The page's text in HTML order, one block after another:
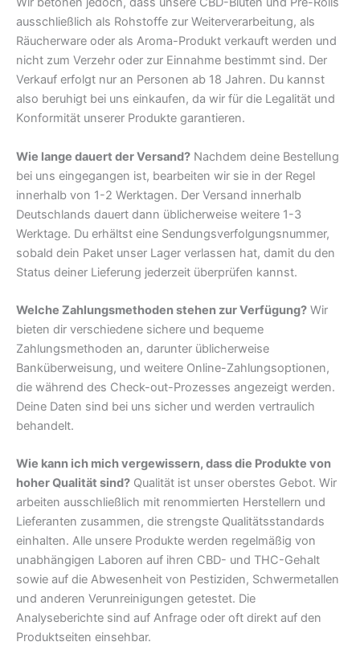
ausschließlich als Rohstoffe zur Weiterverarbeitung, als
Räucherware oder als Aroma-Produkt verkauft werden und
nicht zum Verzehr oder zur Einnahme bestimmt sind. Der
Verkauf erfolgt nur an Personen ab 18 Jahren. Du kannst
also beruhigt bei uns einkaufen, da wir für die Legalität und
Konformität unserer Produkte garantieren.
Wie lange dauert der Versand? Nachdem deine Bestellung
bei uns eingegangen ist, bearbeiten wir sie in der Regel
innerhalb von 1-2 Werktagen. Der Versand innerhalb
Deutschlands dauert dann üblicherweise weitere 1-3
Werktage. Du erhältst eine Sendungsverfolgungsnummer,
sobald dein Paket unser Lager verlassen hat, damit du den
Status deiner Lieferung jederzeit überprüfen kannst.
Welche Zahlungsmethoden stehen zur Verfügung? Wir
bieten dir verschiedene sichere und bequeme
Zahlungsmethoden an, darunter üblicherweise
Banküberweisung, und weitere Online-Zahlungsoptionen,
die während des Check-out-Prozesses angezeigt werden.
Deine Daten sind bei uns sicher und werden vertraulich
behandelt.
Wie kann ich mich vergewissern, dass die Produkte von
hoher Qualität sind? Qualität ist unser oberstes Gebot. Wir
arbeiten ausschließlich mit renommierten Herstellern und
Lieferanten zusammen, die strengste Qualitätsstandards
einhalten. Alle unsere Produkte werden regelmäßig von
unabhängigen Laboren auf ihren CBD- und THC-Gehalt
sowie auf die Abwesenheit von Pestiziden, Schwermetallen
und anderen Verunreinigungen getestet. Die
Analyseberichte sind auf Anfrage oder oft direkt auf den
Produktseiten einsehbar.